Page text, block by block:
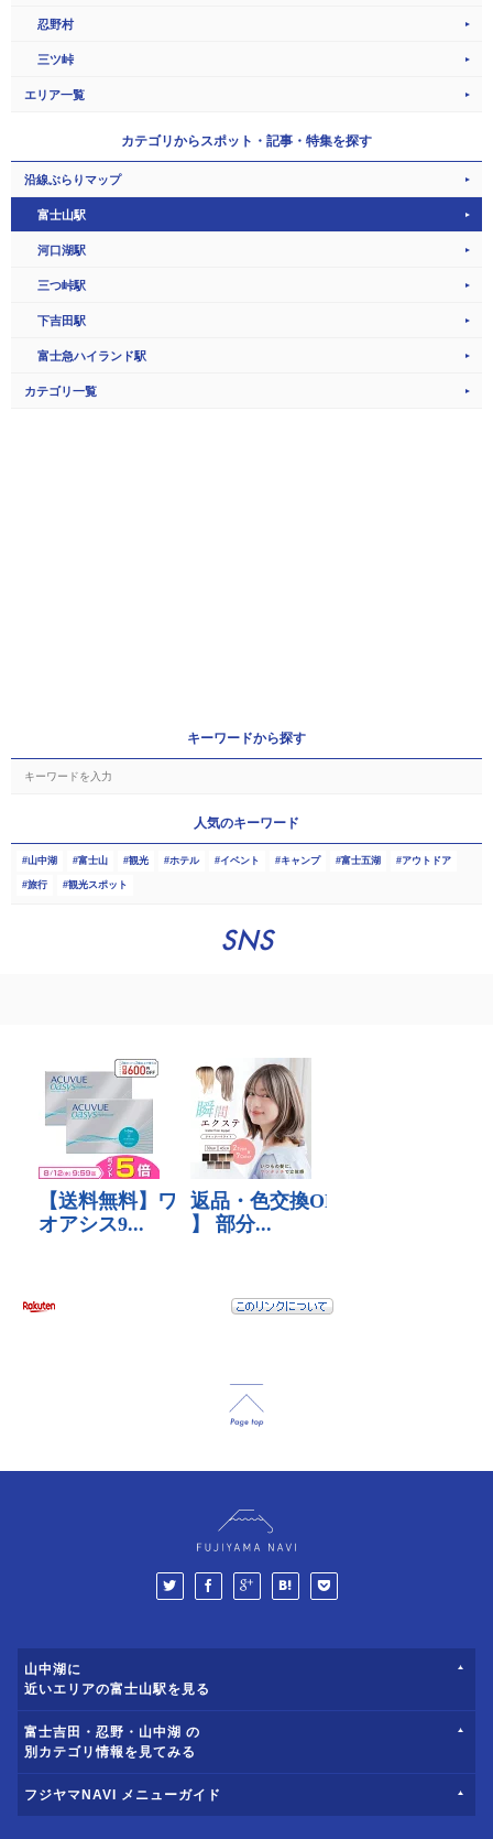
忍野村
三ツ峠
エリア一覧
カテゴリからスポット・記事・特集を探す
沿線ぶらりマップ
富士山駅
河口湖駅
三つ峠駅
下吉田駅
富士急ハイランド駅
カテゴリ一覧
キーワードから探す
人気のキーワード
山中湖 富士山 観光 ホテル イベント キャンプ 富士五湖 アウトドア
旅行 観光スポット
SNS
山中湖に
近いエリアの富士山駅を見る
富士吉田・忍野・山中湖 の
別カテゴリ情報を見てみる
フジヤマNAVI メニューガイド